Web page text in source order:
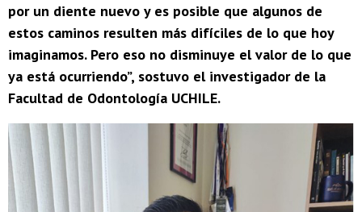
por un diente nuevo y es posible que algunos de
estos caminos resulten más difíciles de lo que hoy
imaginamos. Pero eso no disminuye el valor de lo que
ya está ocurriendo”, sostuvo el investigador de la
Facultad de Odontología UCHILE.